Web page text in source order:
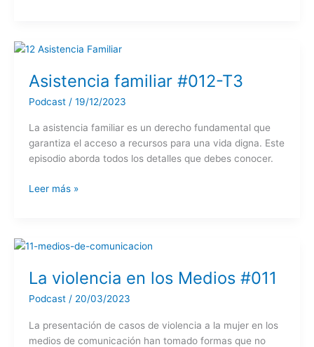
mi
Asistencia familiar #012-T3
Podcast/ 19/12/2023
La asistencia familiar es un derecho fundamental que
garantiza el acceso a recursos para una vida digna. Este
episodio aborda todos los detalles que debes conocer.
Asistencia
Leer más »
La violencia en los Medios #011
Podcast/ 20/03/2023
La presentación de casos de violencia a la mujer en los
medios de comunicación han tomado formas que no